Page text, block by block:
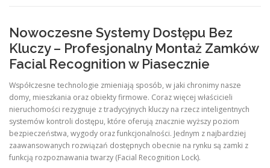
Nowoczesne Systemy Dostępu Bez
Kluczy – Profesjonalny Montaż Zamków
Facial Recognition w Piasecznie
Współczesne technologie zmieniają sposób, w jaki chronimy nasze
domy, mieszkania oraz obiekty firmowe. Coraz więcej właścicieli
nieruchomości rezygnuje z tradycyjnych kluczy na rzecz inteligentnych
systemów kontroli dostępu, które oferują znacznie wyższy poziom
bezpieczeństwa, wygody oraz funkcjonalności. Jednym z najbardziej
zaawansowanych rozwiązań dostępnych obecnie na rynku są zamki z
funkcją rozpoznawania twarzy (Facial Recognition Lock).